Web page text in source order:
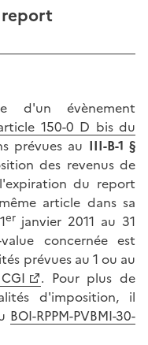
d'un évènement
150-0 D bis du
prévues au III-B-1 §
des revenus de
du report
article dans sa
erjanvier 2011 au 31
concernée est
prévues au 1 ou au
. Pour plus de
d'imposition, il
BOI-RPPM-PVBMI-30-